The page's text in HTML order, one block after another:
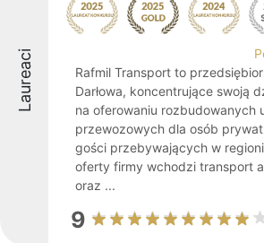
Laureaci
Rafmil Transport to
Darłowa, koncentrujące swoją
na oferowaniu rozbudowanych
przewozowych dla osób
gości przebywających w
oferty firmy wchodzi transport
oraz ...
9